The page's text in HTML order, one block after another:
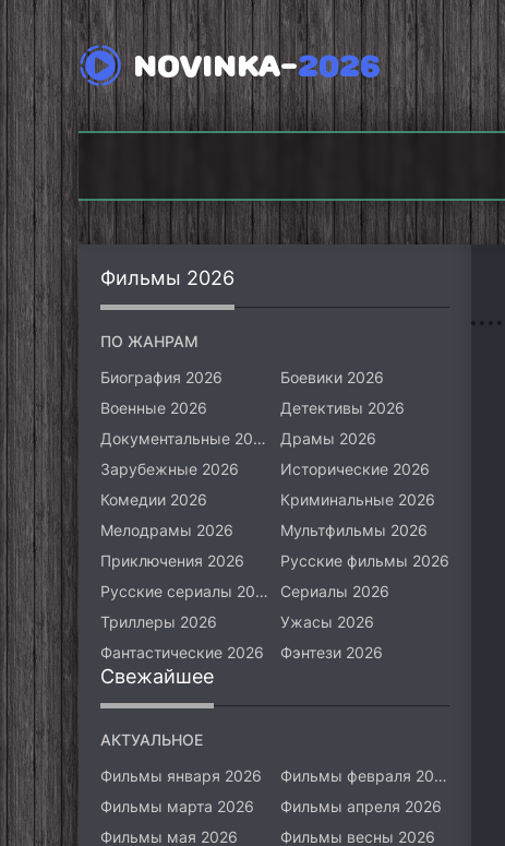
NOVINKA-2026
Викинги: Вальхалла
Фильмы 2026
ПО ЖАНРАМ
Биография 2026
Боевики 2026
Военные 2026
Детективы 2026
Документальные 2026
Драмы 2026
Зарубежные 2026
Исторические 2026
Комедии 2026
Криминальные 2026
Мелодрамы 2026
Мультфильмы 2026
Приключения 2026
Русские фильмы 2026
Русские сериалы 2026
Сериалы 2026
Триллеры 2026
Ужасы 2026
Фантастические 2026
Фэнтези 2026
Свежайшее
АКТУАЛЬНОЕ
Фильмы января 2026
Фильмы февраля 2026
Фильмы марта 2026
Фильмы апреля 2026
Фильмы мая 2026
Фильмы весны 2026